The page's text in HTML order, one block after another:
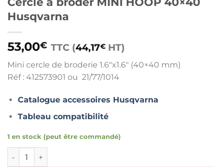
Husqvarna
53,00€ TTC (44,17€ HT)
Mini cercle de broderie 1.6″x1.6″ (40×40 mm)
Réf : 412573901 ou 21/77/1014
Catalogue accessoires Husqvarna
Tableau compatibilité
1 en stock (peut être commandé)
quantité de Cercle à broder MINI HOOP 40x40 Husqvarna